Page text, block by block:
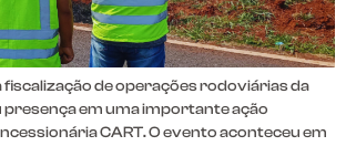
fiscalização de operações rodoviárias da
presença em uma importante ação
CART. O evento aconteceu em